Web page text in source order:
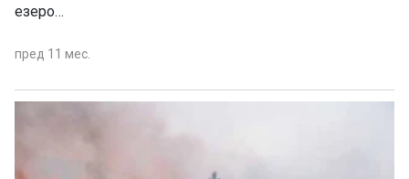
езеро…
пред 11 мес.